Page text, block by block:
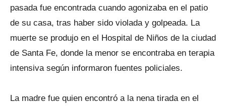
pasada fue encontrada cuando agonizaba en el patio
de su casa, tras haber sido violada y golpeada. La
muerte se produjo en el Hospital de Niños de la ciudad
de Santa Fe, donde la menor se encontraba en terapia
intensiva según informaron fuentes policiales.
La madre fue quien encontró a la nena tirada en el